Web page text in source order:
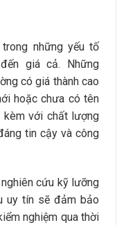
những yếu tố
giá cả. Những
có giá thành cao
hoặc chưa có tên
kèm với chất lượng
tin cậy và công
cứu kỹ lưỡng
uy tín sẽ đảm bảo
nghiệm qua thời